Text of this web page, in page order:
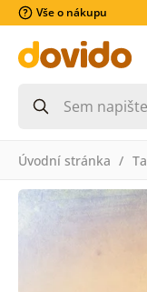
Vše o nákupu
Úvodní stránka